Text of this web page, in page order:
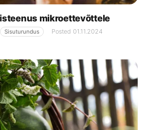
mikroettevõttele
Sisuturundus Posted 01.11.2024